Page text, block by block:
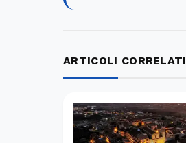
ARTICOLI CORRELATI